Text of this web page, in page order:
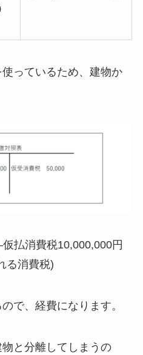
っているため、建物か
払消費税10,000,000円
る消費税)
で、経費になります。
と分離してしまうの